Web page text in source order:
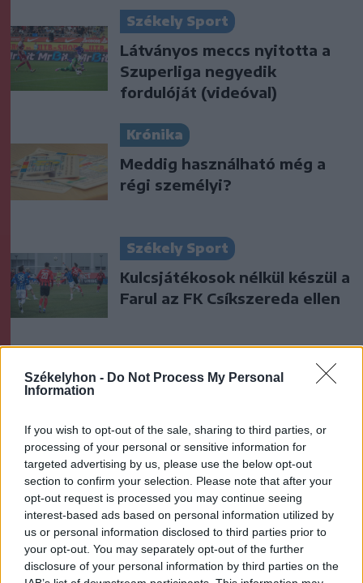
Székelyhon - Do Not Process My Personal
Information
If you wish to opt-out of the sale, sharing to third parties, or
processing of your personal or sensitive information for
targeted advertising by us, please use the below opt-out
section to confirm your selection. Please note that after your
opt-out request is processed you may continue seeing
interest-based ads based on personal information utilized by
us or personal information disclosed to third parties prior to
your opt-out. You may separately opt-out of the further
disclosure of your personal information by third parties on the
Székely Sport
Látványos meccs nyitotta a
Szuperliga negyedik
fordulóját (videóval)
Krónika
Meddig használható még a
régi személyi?
Székely Sport
Kulcsjátékosok nélkül készül a
Farul az FK Csíkszereda ellen
Sándor Ella: Na, indíts, s
A rovat további cikkei